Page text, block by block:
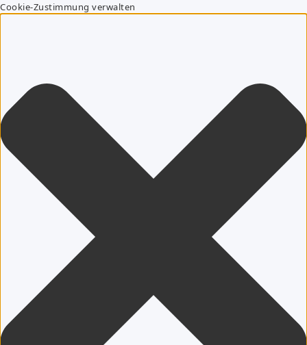
Cookie-Zustimmung verwalten